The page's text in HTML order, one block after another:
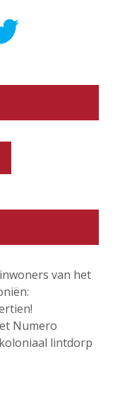
van het
Numero
lintdorp